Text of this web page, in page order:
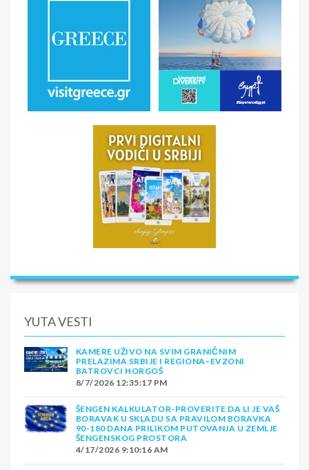
hotelu „B&B Maribor“ sa 3* (doručak „buffet“ /
samoposluživanje) • Obilaske prema programu uz
tumačenje turističkog vodiča • Usluge turističkog vodiča
U CENU NIJE UKLJUČENO
Ulaznice za muzeje i druge turističke objekte •
Obavezno međunarodno putno osiguranje sa pokrićem
Gradska turistička taksa iznosi oko 3.50 € po osobi i
noćenju – plaća se na recepciji hotela • Povratni
transfer iz drugih gradova Uzice, Pozega 30eur, Cacak,
Gornji Milanovac 20eur, Lazarevac 15eur (minimum za
transfer 4 putnika ) FAKULTATIVNI PROGRAM
(minimalan broj za realizaciju je 30 prijavljenih osoba): •
Poseta fabrici čokolade „Zotter“ sa uključenom
degustacijom čokolade 40 € • Put između krošnji 40€
YUTA VESTI
KAMERE UŽIVO NA SVIM GRANIČNIM
PRELAZIMA SRBIJE I REGIONA–EVZONI
BATROVCI HORGOŠ
8/7/2026 12:35:17 PM
ŠENGEN KALKULATOR-PROVERITE DA LI JE VAŠ
BORAVAK U SKLADU SA PRAVILOM BORAVKA
90-180 DANA PRILIKOM PUTOVANJA U ZEMLJE
ŠENGENSKOG PROSTORA
4/17/2026 9:10:16 AM